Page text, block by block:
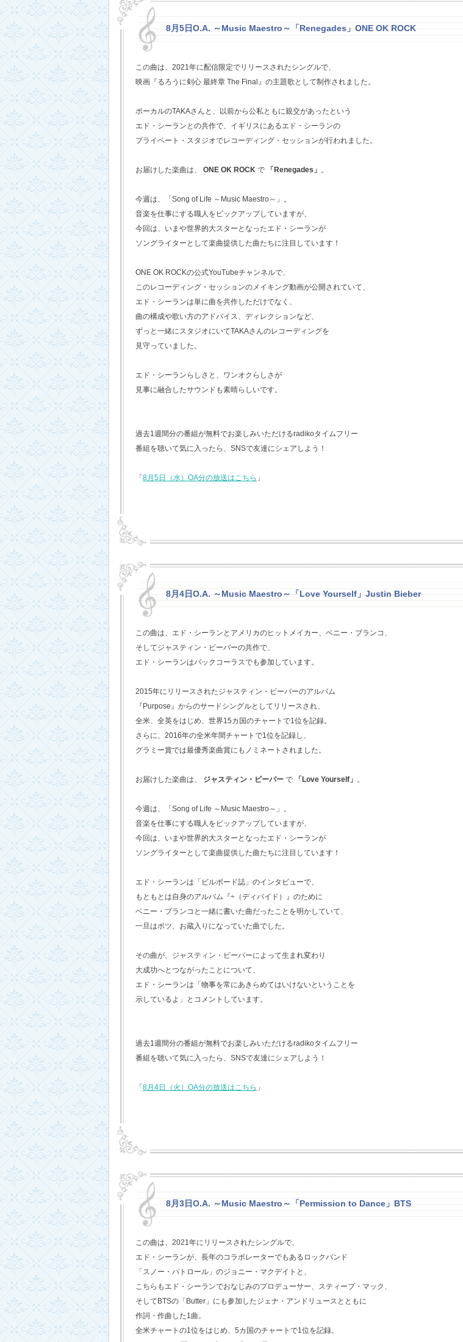
8月5日O.A. ～Music Maestro～「Renegades」ONE OK ROCK
この曲は、2021年に配信限定でリリースされたシングルで、
映画『るろうに剣心 最終章 The Final』の主題歌として制作されました。
ボーカルのTAKAさんと、以前から公私ともに親交があったという
エド・シーランとの共作で、イギリスにあるエド・シーランの
プライベート・スタジオでレコーディング・セッションが行われました。
お届けした楽曲は、 ONE OK ROCK で 「Renegades」 。
今週は、「Song of Life ～Music Maestro～」。
音楽を仕事にする職人をピックアップしていますが、
今回は、いまや世界的大スターとなったエド・シーランが
ソングライターとして楽曲提供した曲たちに注目しています！
ONE OK ROCKの公式YouTubeチャンネルで、
このレコーディング・セッションのメイキング動画が公開されていて、
エド・シーランは単に曲を共作しただけでなく、
曲の構成や歌い方のアドバイス、ディレクションなど、
ずっと一緒にスタジオにいてTAKAさんのレコーディングを
見守っていました。
エド・シーランらしさと、ワンオクらしさが
見事に融合したサウンドも素晴らしいです。
過去1週間分の番組が無料でお楽しみいただけるradikoタイムフリー
番組を聴いて気に入ったら、SNSで友達にシェアしよう！
「 8月5日（水）OA分の放送はこちら 」
8月4日O.A. ～Music Maestro～「Love Yourself」Justin Bieber
この曲は、エド・シーランとアメリカのヒットメイカー、ベニー・ブランコ、
そしてジャスティン・ビーバーの共作で、
エド・シーランはバックコーラスでも参加しています。
2015年にリリースされたジャスティン・ビーバーのアルバム
『Purpose』からのサードシングルとしてリリースされ、
全米、全英をはじめ、世界15カ国のチャートで1位を記録。
さらに、2016年の全米年間チャートで1位を記録し、
グラミー賞では最優秀楽曲賞にもノミネートされました。
お届けした楽曲は、 ジャスティン・ビーバー で 「Love Yourself」 。
今週は、「Song of Life ～Music Maestro～」。
音楽を仕事にする職人をピックアップしていますが、
今回は、いまや世界的大スターとなったエド・シーランが
ソングライターとして楽曲提供した曲たちに注目しています！
エド・シーランは「ビルボード誌」のインタビューで、
もともとは自身のアルバム『÷（ディバイド）』のために
ベニー・ブランコと一緒に書いた曲だったことを明かしていて、
一旦はボツ、お蔵入りになっていた曲でした。
その曲が、ジャスティン・ビーバーによって生まれ変わり
大成功へとつながったことについて、
エド・シーランは「物事を常にあきらめてはいけないということを
示しているよ」とコメントしています。
過去1週間分の番組が無料でお楽しみいただけるradikoタイムフリー
番組を聴いて気に入ったら、SNSで友達にシェアしよう！
「 8月4日（火）OA分の放送はこちら 」
8月3日O.A. ～Music Maestro～「Permission to Dance」BTS
この曲は、2021年にリリースされたシングルで、
エド・シーランが、長年のコラボレーターでもあるロックバンド
「スノー・パトロール」のジョニー・マクデイトと、
こちらもエド・シーランでおなじみのプロデューサー、スティーブ・マック、
そしてBTSの「Butter」にも参加したジェナ・アンドリュースとともに
作詞・作曲した1曲。
全米チャートの1位をはじめ、5カ国のチャートで1位を記録。